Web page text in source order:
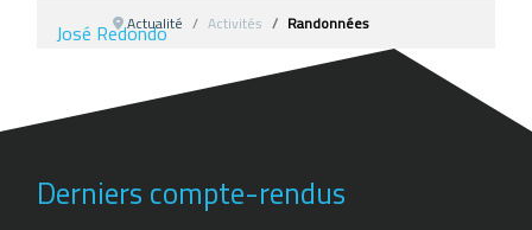
José Redondo
Françoise Monnot-Jolly
Actualité Activités Randonnées
Derniers compte-rendus